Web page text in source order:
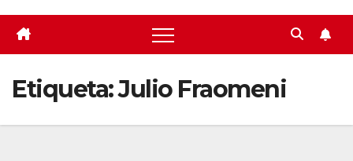
Etiqueta:Julio Fraomeni